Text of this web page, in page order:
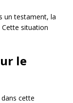
un testament, la
Cette situation
le
cette